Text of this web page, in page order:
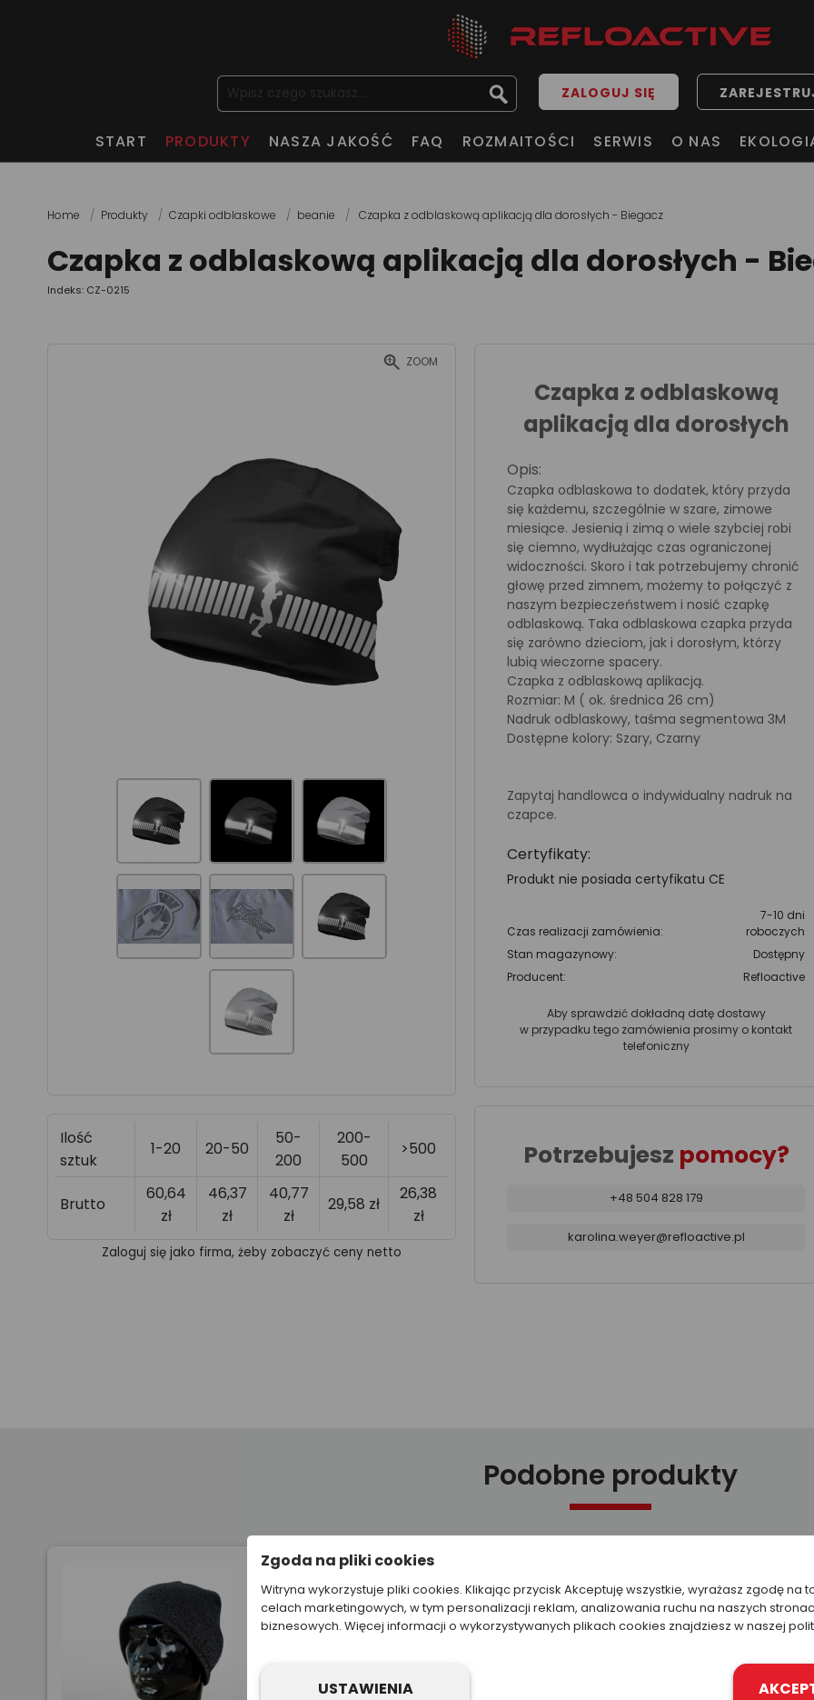
ZALOGUJ SIĘ
START PRODUKTY NASZA JAKOŚĆ FAQ ROZMAITOŚCI SERWIS O NAS
Home Produkty Czapki odblaskowe beanie Czapka z odblaskową aplikacją dla dorosłych - Biegacz
Czapka z odblaskową aplikacją dla dorosłych -
Indeks: CZ-0215
ZOOM
Ilość
sztuk
1-20 20-50
50-
200
200-
500
>500
Brutto
60,64
zł
46,37
zł
40,77
zł
29,58 zł
26,38
zł
Zaloguj się jako firma, żeby zobaczyć ceny netto
Czapka z odblaskową
aplikacją dla dorosłych
Opis:
Czapka odblaskowa to dodatek, który przyda
się każdemu, szczególnie w szare, zimowe
miesiące. Jesienią i zimą o wiele szybciej robi
się ciemno, wydłużając czas ograniczonej
widoczności. Skoro i tak potrzebujemy chronić
głowę przed zimnem, możemy to połączyć z
naszym bezpieczeństwem i nosić czapkę
odblaskową. Taka odblaskowa czapka przyda
się zarówno dzieciom, jak i dorosłym, którzy
lubią wieczorne spacery.
Czapka z odblaskową aplikacją.
Rozmiar: M ( ok. średnica 26 cm)
Nadruk odblaskowy, taśma segmentowa 3M
Dostępne kolory: Szary, Czarny
Zapytaj handlowca o indywidualny nadruk na
czapce.
Certyfikaty:
Produkt nie posiada certyfikatu CE
Czas realizacji zamówienia:
7-10 dni
roboczych
Stan magazynowy:
Dostępny
Producent:
Refloactive
Aby sprawdzić dokładną datę dostawy
w przypadku tego zamówienia prosimy o kontakt
telefoniczny
Potrzebujesz pomocy?
+48 504 828 179
karolina.weyer@refloactive.pl
Podobne produkty
Zgoda na pliki cookies
Witryna wykorzystuje pliki cookies. Klikając przycisk Akceptuję wszystkie, wyrażasz zgodę na
celach marketingowych, w tym personalizacji reklam, analizowania ruchu na naszych
biznesowych. Więcej informacji o wykorzystywanych plikach cookies znajdziesz w naszej
USTAWIENIA